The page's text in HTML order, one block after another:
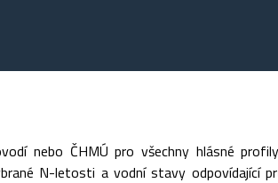
nebo ČHMÚ pro všechny hlásné
N-letosti a vodní stavy odpovídající